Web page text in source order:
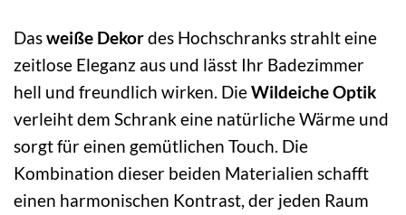
Dasweiße Dekordes Hochschranks strahlt eine
zeitlose Eleganz aus und lässt Ihr Badezimmer
hell und freundlich wirken. DieWildeiche Optik
verleiht dem Schrank eine natürliche Wärme und
sorgt für einen gemütlichen Touch. Die
Kombination dieser beiden Materialien schafft
einen harmonischen Kontrast, der jeden Raum